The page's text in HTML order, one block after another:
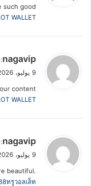
ل
such good
WALLET
ي
ل
nagavip
:
9 يوليو، 2026 الساعة 2:18 ص
content
WALLET
ي
ل
nagavip
:
9 يوليو، 2026 الساعة 2:21 ص
beautiful.
ทรูวอลเล็ท